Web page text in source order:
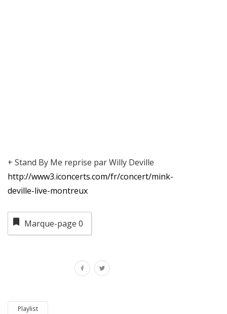
+ Stand By Me reprise par Willy Deville
http://www3.iconcerts.com/fr/concert/mink-
deville-live-montreux
Marque-page 0
Playlist